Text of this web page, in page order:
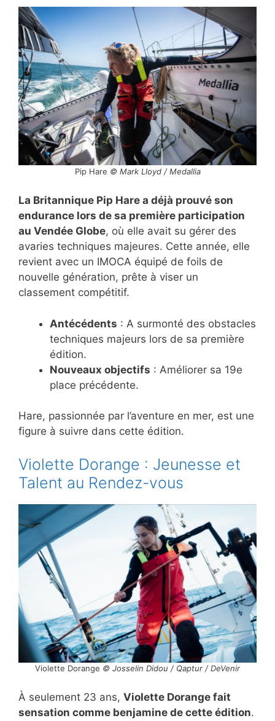
Pip Hare © Mark Lloyd / Medallia
La Britannique Pip Hare a déjà prouvé son
endurance lors de sa première participation
au Vendée Globe, où elle avait su gérer des
avaries techniques majeures. Cette année, elle
revient avec un IMOCA équipé de foils de
nouvelle génération, prête à viser un
classement compétitif.
Antécédents : A surmonté des obstacles
techniques majeurs lors de sa première
édition.
Nouveaux objectifs : Améliorer sa 19e
place précédente.
Hare, passionnée par l’aventure en mer, est une
figure à suivre dans cette édition.
Violette Dorange : Jeunesse et
Talent au Rendez-vous
Violette Dorange © Josselin Didou / Qaptur / DeVenir
À seulement 23 ans, Violette Dorange fait
sensation comme benjamine de cette édition.